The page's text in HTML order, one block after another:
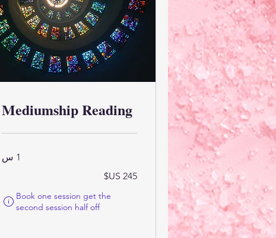
Mediumship Reading
1 س
دولار
Book one session get the
second session half off